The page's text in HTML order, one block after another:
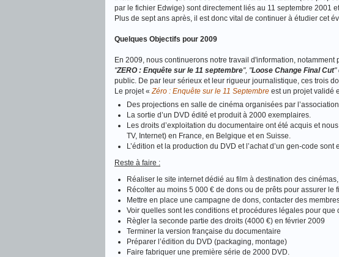
par le fichier Edwige) sont directement liés au 11 septembre 2001
Plus de sept ans après, il est donc vital de continuer à étudier cet
Quelques Objectifs pour 2009
En 2009, nous continuerons notre travail d'information,
"ZERO : Enquête sur le 11 septembre", "Loose Change Final Cut"
public. De par leur sérieux et leur rigueur journalistique, ces trois
Le projet «Zéro : Enquête sur le 11 Septembre est un projet validé
Des projections en salle de cinéma organisées par
La sortie d’un DVD édité et produit à 2000 exemplaires.
Les droits d’exploitation du documentaire ont été acquis et
TV, Internet) en France, en Belgique et en Suisse.
L’édition et la production du DVD et l’achat d’un gen‐code sont
Reste à faire :
Réaliser le site internet dédié au film à destination des
Récolter au moins 5 000 € de dons ou de prêts pour assurer
Mettre en place une campagne de dons, contacter des
Voir quelles sont les conditions et procédures légales pour que
Règler la seconde partie des droits (4000 €) en février 2009
Terminer la version française du documentaire
Préparer l’édition du DVD (packaging, montage)
Faire fabriquer une première série de 2000 DVD.